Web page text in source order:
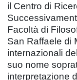
il Centro di
Facoltà di
San Raffaele di
internazionali
suo nome
interpretazione